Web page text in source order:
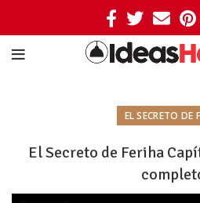
EL SECRETO DE
El Secreto de Feriha